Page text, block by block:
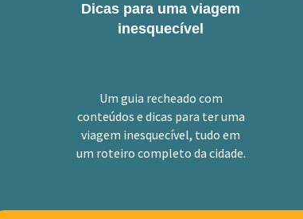
Dicas para uma viagem
inesquecível
Um guia recheado com
conteúdos e dicas para ter uma
viagem inesquecível, tudo em
um roteiro completo da cidade.